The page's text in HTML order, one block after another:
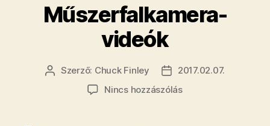
Műszerfalkamera-
videók
Bejegyzés
Szerző: Chuck Finley
Bejegyzés
dátuma
2017.02.07.
Nincs hozzászólása(z)